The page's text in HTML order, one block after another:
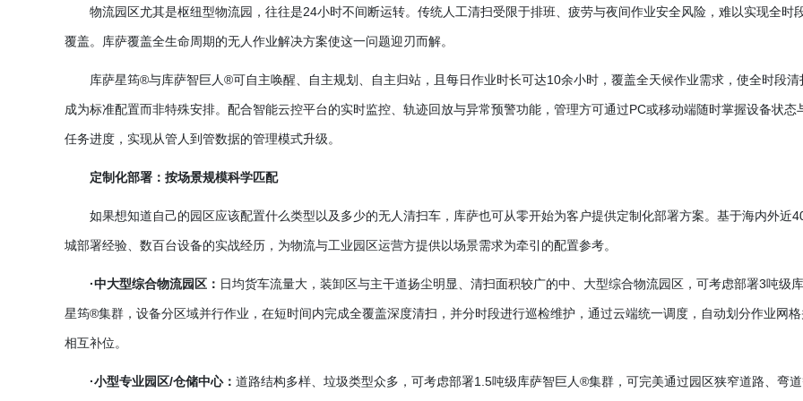
物流园区尤其是枢纽型物流园，往往是24小时不间断运转。传统人工清扫受限于排班、疲劳与夜间作业安全风险，难以实现全时
覆盖。库萨覆盖全生命周期的无人作业解决方案使这一问题迎刃而解。
库萨星筠®与库萨智巨人®可自主唤醒、自主规划、自主归站，且每日作业时长可达10余小时，覆盖全天候作业需求，使全时段清
成为标准配置而非特殊安排。配合智能云控平台的实时监控、轨迹回放与异常预警功能，管理方可通过PC或移动端随时掌握设备状态
任务进度，实现从管人到管数据的管理模式升级。
定制化部署：按场景规模科学匹配
如果想知道自己的园区应该配置什么类型以及多少的无人清扫车，库萨也可从零开始为客户提供定制化部署方案。基于海内外近
城部署经验、数百台设备的实战经历，为物流与工业园区运营方提供以场景需求为牵引的配置参考。
·中大型综合物流园区： 日均货车流量大，装卸区与主干道扬尘明显、清扫面积较广的中、大型综合物流园区，可考虑部署3吨级
星筠®集群，设备分区域并行作业，在短时间内完成全覆盖深度清扫，并分时段进行巡检维护，通过云端统一调度，自动划分作业网
相互补位。
·小型专业园区/仓储中心： 道路结构多样、垃圾类型众多，可考虑部署1.5吨级库萨智巨人®集群，可完美通过园区狭窄道路、弯